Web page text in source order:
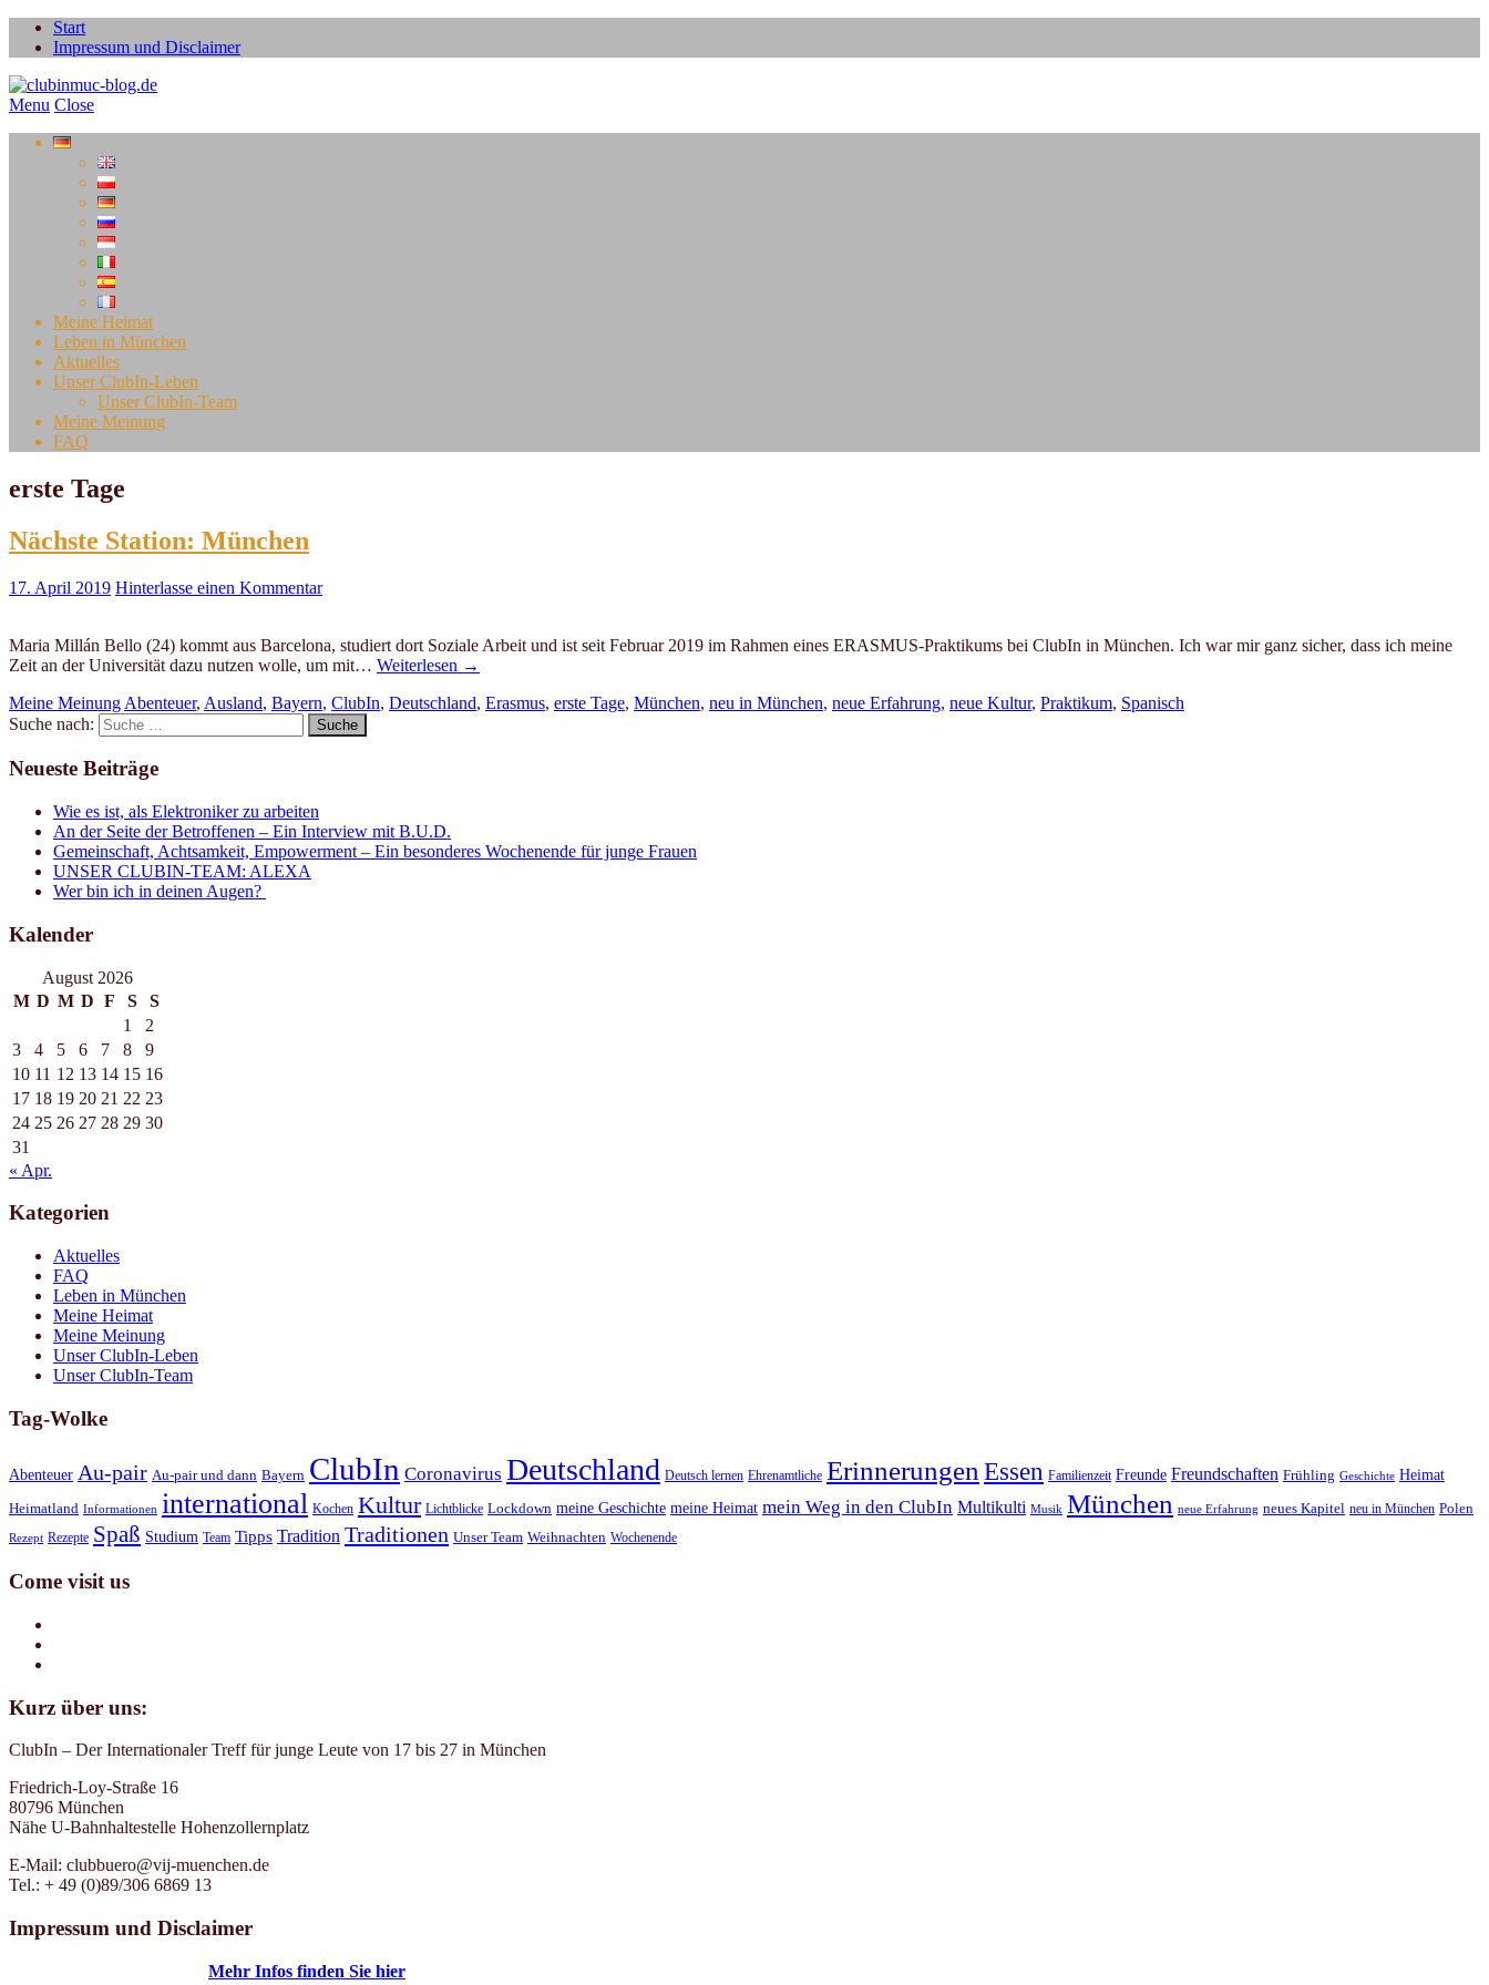
Start
Impressum und Disclaimer
Menu Close
Meine Heimat
Leben in München
Aktuelles
Unser ClubIn-Leben
Unser ClubIn-Team
Meine Meinung
FAQ
erste Tage
Nächste Station: München
17. April 2019 Hinterlasse einen Kommentar
Maria Millán Bello (24) kommt aus Barcelona, studiert dort Soziale Arbeit und ist seit Februar 2019 im Rahmen eines ERASMUS-Praktikums bei ClubIn in München. Ich war mir ganz sicher, dass ich meine
Zeit an der Universität dazu nutzen wolle, um mit… Weiterlesen →
Meine Meinung Abenteuer, Ausland, Bayern, ClubIn, Deutschland, Erasmus, erste Tage, München, neu in München, neue Erfahrung, neue Kultur, Praktikum, Spanisch
Suche nach:
Neueste Beiträge
Wie es ist, als Elektroniker zu arbeiten
An der Seite der Betroffenen – Ein Interview mit B.U.D.
Gemeinschaft, Achtsamkeit, Empowerment – Ein besonderes Wochenende für junge Frauen
UNSER CLUBIN-TEAM: ALEXA
Wer bin ich in deinen Augen?
Kalender
August 2026
M D M D F S
S
1
2
3
4 5 6 7 8
9
10 11 12 13 14 15 16
17 18 19 20 21 22 23
24 25 26 27 28 29 30
31
« Apr.
Kategorien
Aktuelles
FAQ
Leben in München
Meine Heimat
Meine Meinung
Unser ClubIn-Leben
Unser ClubIn-Team
Tag-Wolke
Abenteuer Au-pair Au-pair und dann Bayern ClubIn Coronavirus Deutschland Deutsch lernen Ehrenamtliche ErinnerungenEssen Familienzeit Freunde Freundschaften Frühling Geschichte Heimat
Heimatland Informationen international Kochen Kultur Lichtblicke Lockdown meine Geschichte meine Heimat mein Weg in den ClubIn Multikulti Musik München neue Erfahrung neues Kapitel neu in München Polen
Rezept Rezepte Spaß Studium Team Tipps Tradition Traditionen Unser Team Weihnachten Wochenende
Come visit us
Kurz über uns:
ClubIn – Der Internationaler Treff für junge Leute von 17 bis 27 in München
Friedrich-Loy-Straße 16
80796 München
Nähe U-Bahnhaltestelle Hohenzollernplatz
E-Mail: clubbuero@vij-muenchen.de
Tel.: + 49 (0)89/306 6869 13
Impressum und Disclaimer
Mehr Infos finden Sie hier